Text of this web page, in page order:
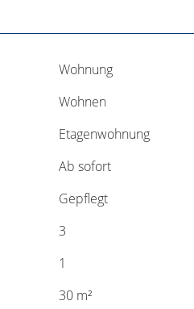
Wohnung
Wohnen
Etagenwohnung
Ab sofort
Gepflegt
3
1
30 m²